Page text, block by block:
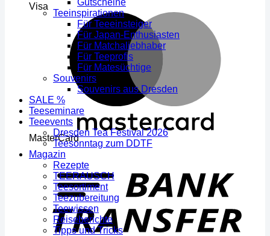
Visa
MasterCard
Gutscheine
Teeinspirationen
Für Teeeinsteiger
Für Japan-Enthusiasten
Für Matchaliebhaber
Für Teeprofis
Für Matesüchtige
Souvenirs
Souvenirs aus Dresden
SALE %
Teeseminare
Teeevents
Dresden Tea Festival 2026
Teesonntag zum DDTF
Magazin
Rezepte
TEERAUSCH
Teesortiment
Teezubereitung
Teewissen
Reiseberichte
Tipps und Tricks